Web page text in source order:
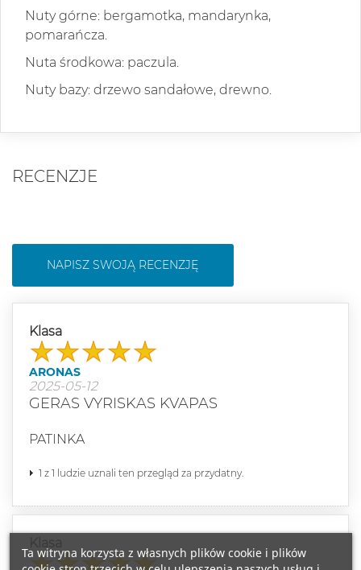
Nuty górne: bergamotka, mandarynka,
pomarańcza.
Nuta środkowa: paczula.
Nuty bazy: drzewo sandałowe, drewno.
RECENZJE
NAPISZ SWOJĄ RECENZJĘ
Klasa
ARONAS
2025-05-12
GERAS VYRISKAS KVAPAS
PATINKA
1 z 1 ludzie uznali ten przegląd za przydatny.
Ta witryna korzysta z własnych plików cookie i plików